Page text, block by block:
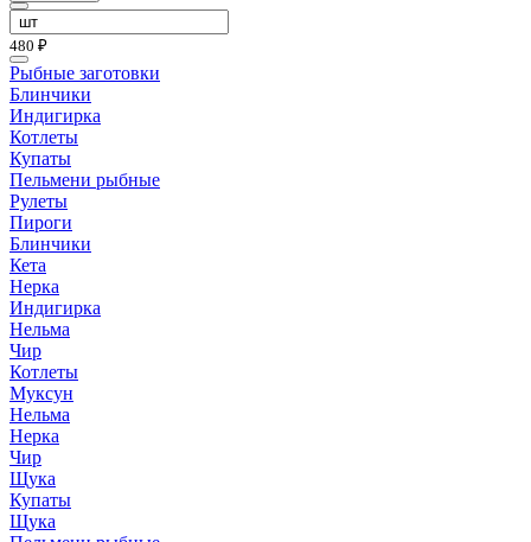
480 ₽
Рыбные заготовки
Блинчики
Индигирка
Котлеты
Купаты
Пельмени рыбные
Рулеты
Пироги
Блинчики
Кета
Нерка
Индигирка
Нельма
Чир
Котлеты
Муксун
Нельма
Нерка
Чир
Щука
Купаты
Щука